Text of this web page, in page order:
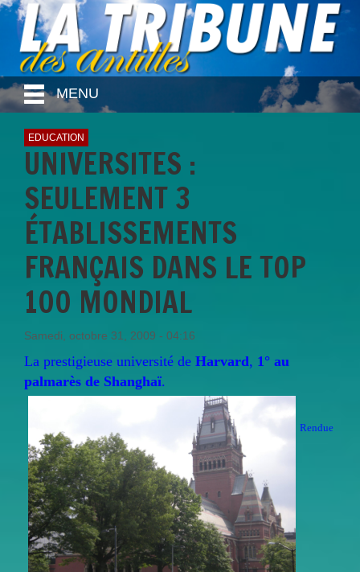
MENU
EDUCATION
UNIVERSITES :
SEULEMENT 3
ÉTABLISSEMENTS
FRANÇAIS DANS LE TOP
100 MONDIAL
Samedi, octobre 31, 2009 - 04:16
La prestigieuse université de Harvard, 1° au
palmarès de Shanghaï.
Rendue